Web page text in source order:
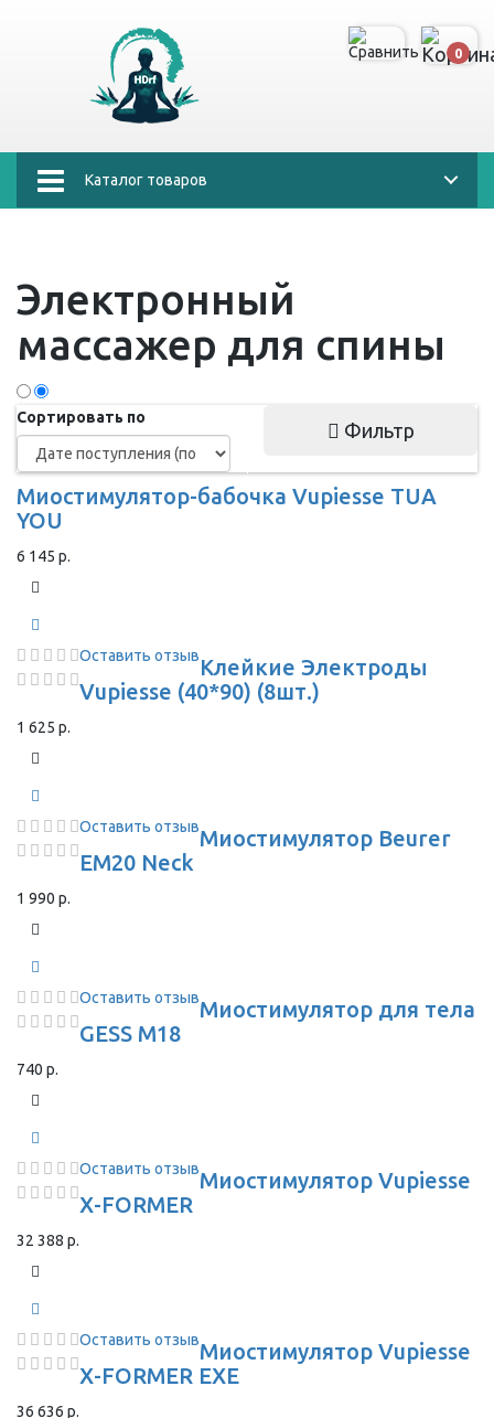
0
Каталог товаров
Электронный
массажер для спины
Сортировать по
Фильтр
Миостимулятор-бабочка Vupiesse TUA
YOU
6 145 р.
Оставить отзывКлейкие Электроды
Vupiesse (40*90) (8шт.)
1 625 р.
Оставить отзывМиостимулятор Beurer
EM20 Neck
1 990 р.
Оставить отзывМиостимулятор для тела
GESS M18
740 р.
Оставить отзывМиостимулятор Vupiesse
X-FORMER
32 388 р.
Оставить отзывМиостимулятор Vupiesse
X-FORMER EXE
36 636 р.